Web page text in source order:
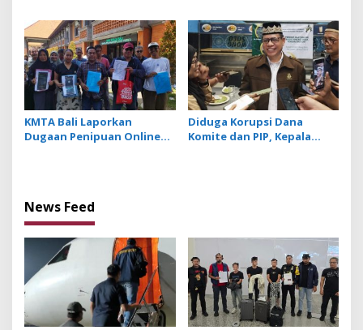
Dibekuk Polri dan
Dipulangkan ke Negaranya
dengan Ekskavator
KMTA Bali Laporkan
Dugaan Penipuan Online
Diduga Korupsi Dana
Komite dan PIP, Kepala
News Feed